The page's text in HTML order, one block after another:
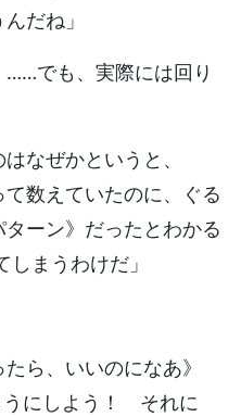
だね」
でも、実際には回り
なぜかというと、
て数えていたのに、ぐる
ーン》だったとわかる
まうわけだ」
ら、いいのになあ》
にしよう！ それに